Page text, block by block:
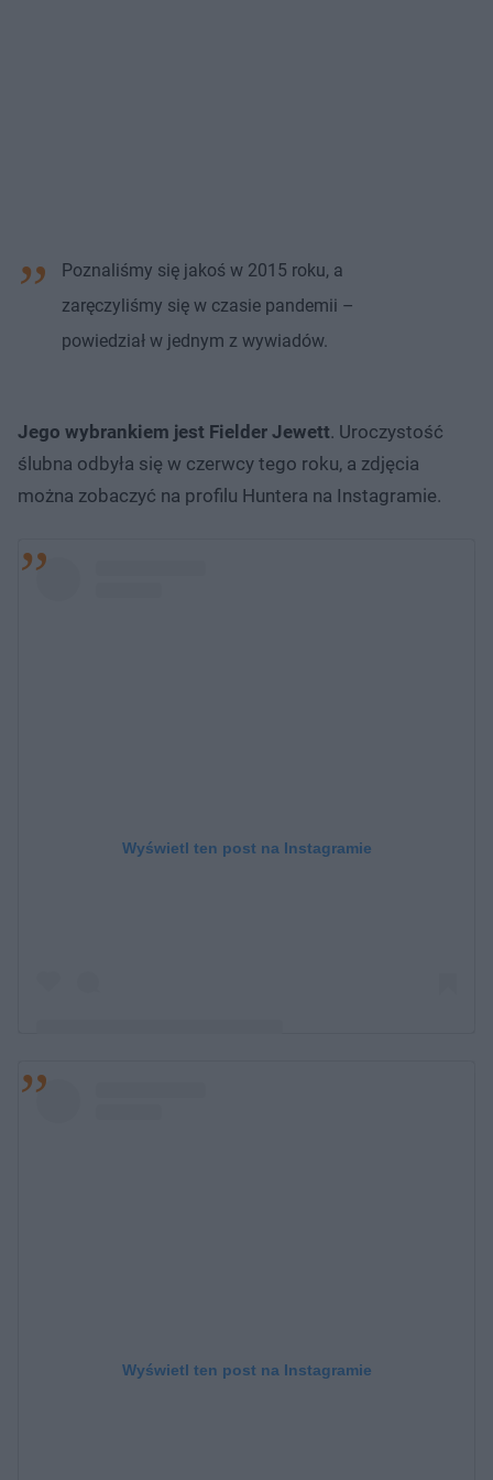
Poznaliśmy się jakoś w 2015 roku, a
zaręczyliśmy się w czasie pandemii –
powiedział w jednym z wywiadów.
Jego wybrankiem jest Fielder Jewett. Uroczystość
ślubna odbyła się w czerwcy tego roku, a zdjęcia
można zobaczyć na profilu Huntera na Instagramie.
Wyświetl ten post na Instagramie
Wyświetl ten post na Instagramie